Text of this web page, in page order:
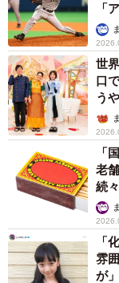
「
か」
世
口
う
ん】
「
老
続
「
雰
が